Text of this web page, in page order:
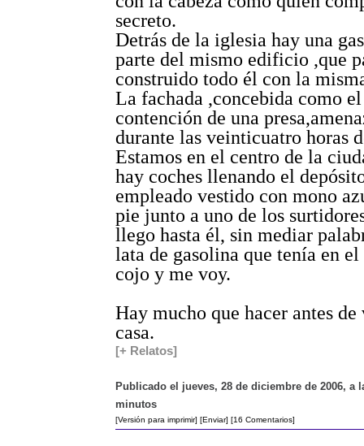
secreto.
Detrás de la iglesia hay una
parte del mismo edificio ,que
construido todo él con la
La fachada ,concebida como
contención de una
durante las veinticuatro horas
Estamos en el centro de la
hay coches llenando el
empleado vestido con mono
pie junto a uno de los
llego hasta él, sin mediar
lata de gasolina que tenía en
cojo y me voy.
Hay mucho que hacer antes
casa.
[+ Relatos]
Publicado el jueves, 28 de diciembre de 2006, a
minutos
[Versión para imprimir] [Enviar] [16 Comentarios]